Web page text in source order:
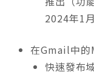
2024年1
在Gmail中
快速發布